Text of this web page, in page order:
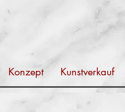
Konzept Kunstverkauf